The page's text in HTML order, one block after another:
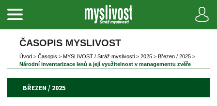
ČASOPIS MYSLIVOST
Úvod > Časopi > MYSLIVOST / Stráž myslivosti > 2025 > Březen / 2025 >
Národní inventarizace lesů a její využitelnost v managementu zvěře
BŘEZEN / 2025